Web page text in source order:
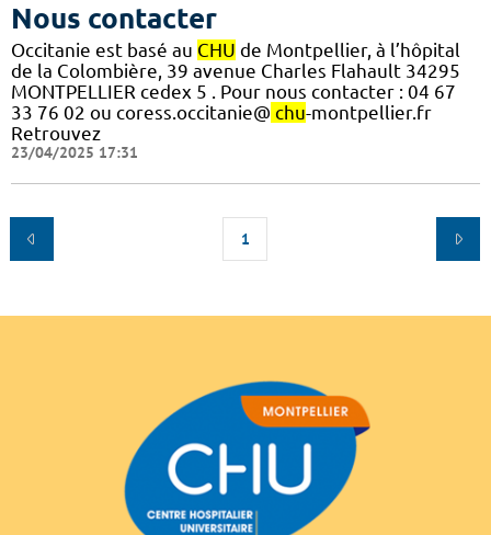
Nous contacter
Occitanie est basé au CHU de Montpellier, à l’hôpital
de la Colombière, 39 avenue Charles Flahault 34295
MONTPELLIER cedex 5 . Pour nous contacter : 04 67
33 76 02 ou coress.occitanie@ chu-montpellier.fr
Retrouvez
23/04/2025 17:31
1